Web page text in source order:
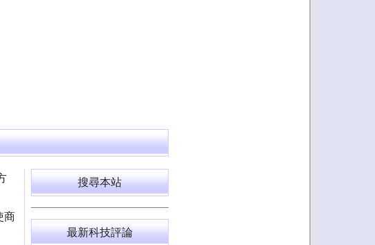
商
搜尋本站
最新科技評論